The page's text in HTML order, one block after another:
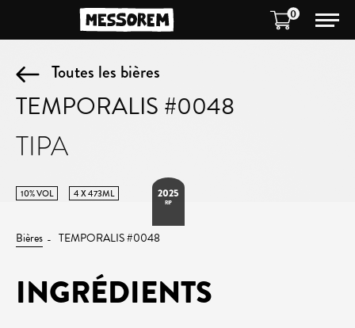
0
Toutes les bières
TEMPORALIS #0048
TIPA
10% VOL 4 X 473ML 2025
RIP
Bières TEMPORALIS #0048
INGRÉDIENTS